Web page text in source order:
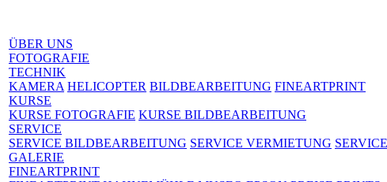
ÜBER UNS
FOTOGRAFIE
TECHNIK
KAMERA HELICOPTER BILDBEARBEITUNG FINEARTPRINT
KURSE
KURSE FOTOGRAFIE KURSE BILDBEARBEITUNG
SERVICE
SERVICE BILDBEARBEITUNG SERVICE VERMIETUNG
GALERIE
FINEARTPRINT